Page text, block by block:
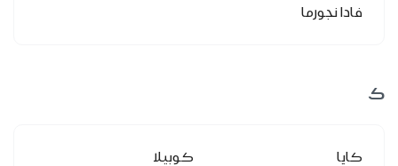
فادا نجورما
ك
كايا كوبيلا